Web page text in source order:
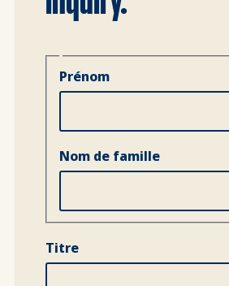
Prénom
Nom de famille
Titre